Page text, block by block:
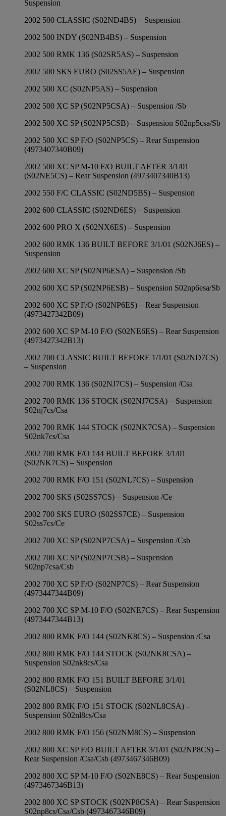
Suspension
2002 500 CLASSIC (S02ND4BS) – Suspension
2002 500 INDY (S02NB4BS) – Suspension
2002 500 RMK 136 (S02SR5AS) – Suspension
2002 500 SKS EURO (S02SS5AE) – Suspension
2002 500 XC (S02NP5AS) – Suspension
2002 500 XC SP (S02NP5CSA) – Suspension /Sb
2002 500 XC SP (S02NP5CSB) – Suspension S02np5csa/Sb
2002 500 XC SP F/O (S02NP5CS) – Rear Suspension
(4973407340B09)
2002 500 XC SP M-10 F/O BUILT AFTER 3/1/01
(S02NE5CS) – Rear Suspension (4973407340B13)
2002 550 F/C CLASSIC (S02ND5BS) – Suspension
2002 600 CLASSIC (S02ND6ES) – Suspension
2002 600 PRO X (S02NX6ES) – Suspension
2002 600 RMK 136 BUILT BEFORE 3/1/01 (S02NJ6ES) –
Suspension
2002 600 XC SP (S02NP6ESA) – Suspension /Sb
2002 600 XC SP (S02NP6ESB) – Suspension S02np6esa/Sb
2002 600 XC SP F/O (S02NP6ES) – Rear Suspension
(4973427342B09)
2002 600 XC SP M-10 F/O (S02NE6ES) – Rear Suspension
(4973427342B13)
2002 700 CLASSIC BUILT BEFORE 1/1/01 (S02ND7CS)
– Suspension
2002 700 RMK 136 (S02NJ7CS) – Suspension /Csa
2002 700 RMK 136 STOCK (S02NJ7CSA) – Suspension
S02nj7cs/Csa
2002 700 RMK 144 STOCK (S02NK7CSA) – Suspension
S02nk7cs/Csa
2002 700 RMK F/O 144 BUILT BEFORE 3/1/01
(S02NK7CS) – Suspension
2002 700 RMK F/O 151 (S02NL7CS) – Suspension
2002 700 SKS (S02SS7CS) – Suspension /Ce
2002 700 SKS EURO (S02SS7CE) – Suspension
S02ss7cs/Ce
2002 700 XC SP (S02NP7CSA) – Suspension /Csb
2002 700 XC SP (S02NP7CSB) – Suspension
S02np7csa/Csb
2002 700 XC SP F/O (S02NP7CS) – Rear Suspension
(4973447344B09)
2002 700 XC SP M-10 F/O (S02NE7CS) – Rear Suspension
(4973447344B13)
2002 800 RMK F/O 144 (S02NK8CS) – Suspension /Csa
2002 800 RMK F/O 144 STOCK (S02NK8CSA) –
Suspension S02nk8cs/Csa
2002 800 RMK F/O 151 BUILT BEFORE 3/1/01
(S02NL8CS) – Suspension
2002 800 RMK F/O 151 STOCK (S02NL8CSA) –
Suspension S02nl8cs/Csa
2002 800 RMK F/O 156 (S02NM8CS) – Suspension
2002 800 XC SP F/O BUILT AFTER 3/1/01 (S02NP8CS) –
Rear Suspension /Csa/Csb (4973467346B09)
2002 800 XC SP M-10 F/O (S02NE8CS) – Rear Suspension
(4973467346B13)
2002 800 XC SP STOCK (S02NP8CSA) – Rear Suspension
S02np8cs/Csa/Csb (4973467346B09)